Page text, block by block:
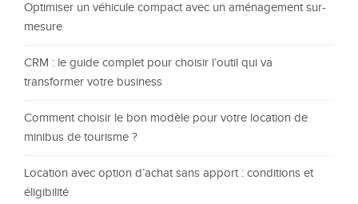
Optimiser un véhicule compact avec un aménagement sur-
mesure
CRM : le guide complet pour choisir l’outil qui va
transformer votre business
Comment choisir le bon modèle pour votre location de
minibus de tourisme ?
Location avec option d’achat sans apport : conditions et
éligibilité